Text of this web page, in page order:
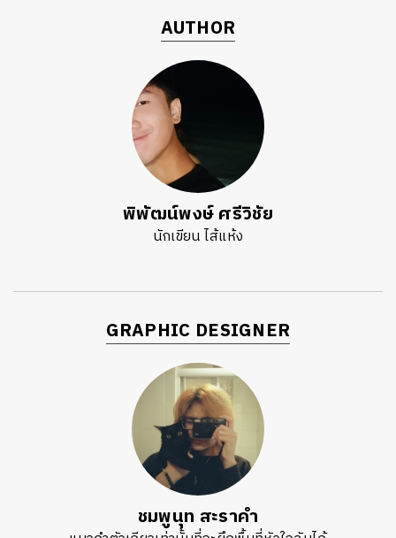
AUTHOR
พิพัฒน์พงษ์ ศรีวิชัย
นักเขียน ไส้แห้ง
GRAPHIC DESIGNER
ชมพูนุท สะราคำ